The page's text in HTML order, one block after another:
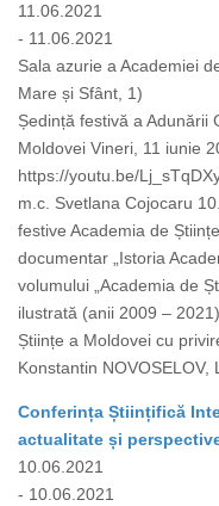
11.06.2021
- 11.06.2021
Sala azurie a Academiei
Mare și Sfânt, 1)
Ședință festivă a Adunării
Moldovei Vineri, 11 iunie
https://youtu.be/
m.c. Svetlana Cojocaru
festive Academia de
documentar „Istoria
volumului „Academia de
ilustrată (anii 2009 –
Științe a Moldovei cu
Konstantin NOVOSELOV,
Conferința Științifică
actualitate și
10.06.2021
- 10.06.2021